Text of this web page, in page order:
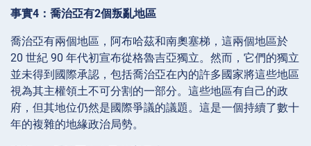
事實4：喬治亞有2個叛亂地區
喬治亞有兩個地區，阿布哈茲和南奧塞梯，這兩個地區於
20 世紀 90 年代初宣布從格魯吉亞獨立。然而，它們的獨立
並未得到國際承認，包括喬治亞在內的許多國家將這些地區
視為其主權領土不可分割的一部分。這些地區有自己的政
府，但其地位仍然是國際爭議的議題。這是一個持續了數十
年的複雜的地緣政治局勢。